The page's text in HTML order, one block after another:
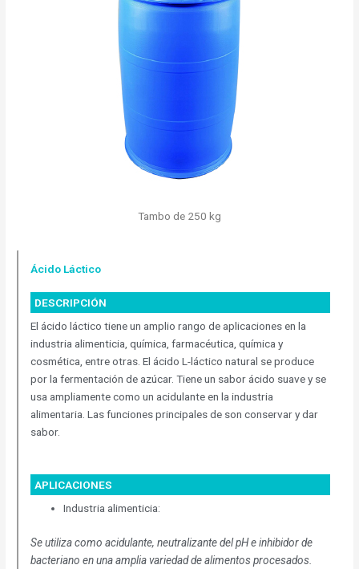
Tambo de 250 kg
Ácido Láctico
DESCRIPCIÓN
El ácido láctico tiene un amplio rango de aplicaciones en la
industria alimenticia, química, farmacéutica, química y
cosmética, entre otras. El ácido L-láctico natural se produce
por la fermentación de azúcar. Tiene un sabor ácido suave y se
usa ampliamente como un acidulante en la industria
alimentaria. Las funciones principales de son conservar y dar
sabor.
APLICACIONES
Industria alimenticia:
Se utiliza como acidulante, neutralizante del pH e inhibidor de
bacteriano en una amplia variedad de alimentos procesados.